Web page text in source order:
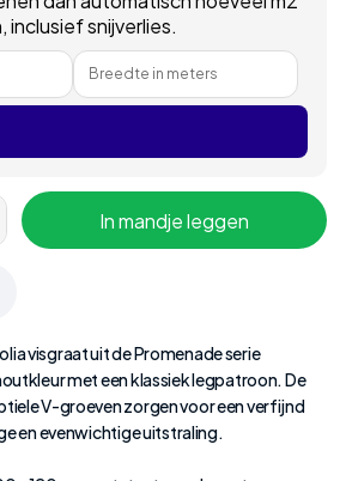
snijverlies.
Breedte in meters
In mandje leggen
visgraat uit de Promenade serie
met een klassiek legpatroon. De
V-groeven zorgen voor een verfijnd
en evenwichtige uitstraling.